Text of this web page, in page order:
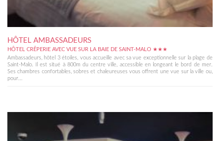
HÔTEL AMBASSADEURS
HÔTEL CRÊPERIE AVEC VUE SUR LA BAIE DE SAINT-MALO ★★★
Ambassadeurs, hôtel 3 étoiles, vous accueille avec sa vue exceptionnelle sur la plage de
Saint-Malo. Il est situé à 800m du centre ville, accessible en longeant le bord de mer.
Ses chambres confortables, sobres et chaleureuses vous offrent une vue sur la ville ou,
pour...